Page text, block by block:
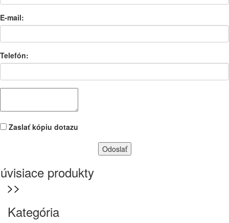
E-mail:
Telefón:
Zaslať kópiu dotazu
produkty
Kategória